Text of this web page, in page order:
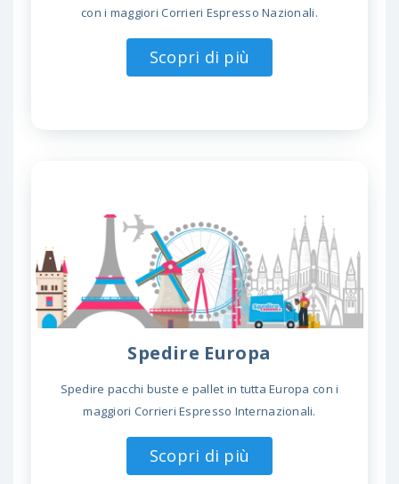
con i maggiori Corrieri Espresso Nazionali.
Scopri di più
Spedire Europa
Spedire pacchi buste e pallet in tutta Europa con i
maggiori Corrieri Espresso Internazionali.
Scopri di più